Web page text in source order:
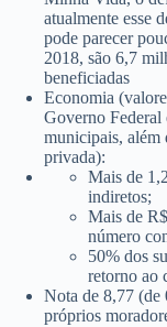
atualmente esse
pode parecer
2018, são 6,7
beneficiadas
Economia
Governo Federal
municipais, além
privada):
Mais de
indiretos;
Mais de
número
50% dos
retorno ao
Nota de 8,77 (de
próprios